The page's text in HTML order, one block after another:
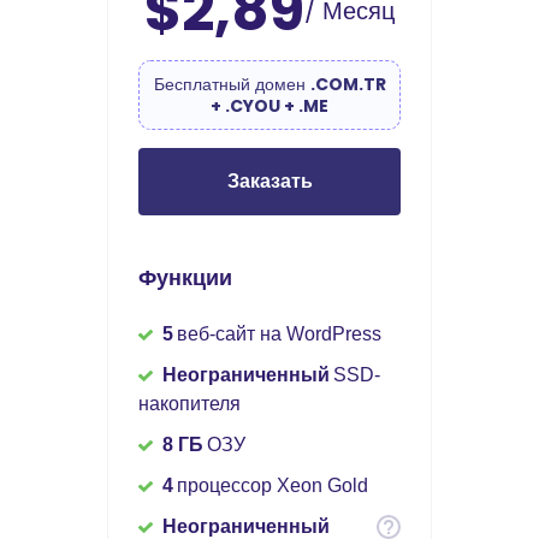
/ Месяц
Бесплатный домен .COM.TR
+ .CYOU + .ME
Заказать
Функции
5 веб-сайт на WordPress
Неограниченный SSD-
накопителя
8 ГБ ОЗУ
4 процессор Xeon Gold
Неограниченный